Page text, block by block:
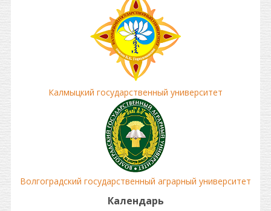
Калмыцкий государственный университет
Волгоградский государственный аграрный университет
Календарь